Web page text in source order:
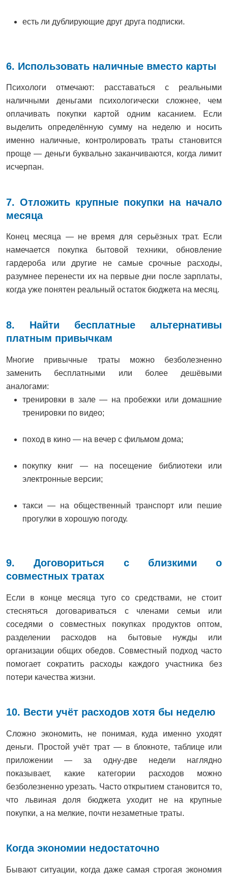
есть ли дублирующие друг друга подписки.
6. Использовать наличные вместо карты
Психологи отмечают: расставаться с реальными
наличными деньгами психологически сложнее, чем
оплачивать покупки картой одним касанием. Если
выделить определённую сумму на неделю и носить
именно наличные, контролировать траты становится
проще — деньги буквально заканчиваются, когда лимит
исчерпан.
7. Отложить крупные покупки на начало
месяца
Конец месяца — не время для серьёзных трат. Если
намечается покупка бытовой техники, обновление
гардероба или другие не самые срочные расходы,
разумнее перенести их на первые дни после зарплаты,
когда уже понятен реальный остаток бюджета на месяц.
8. Найти бесплатные альтернативы
платным привычкам
Многие привычные траты можно безболезненно
заменить бесплатными или более дешёвыми
аналогами:
тренировки в зале — на пробежки или домашние
тренировки по видео;
поход в кино — на вечер с фильмом дома;
покупку книг — на посещение библиотеки или
электронные версии;
такси — на общественный транспорт или пешие
прогулки в хорошую погоду.
9. Договориться с близкими о
совместных тратах
Если в конце месяца туго со средствами, не стоит
стесняться договариваться с членами семьи или
соседями о совместных покупках продуктов оптом,
разделении расходов на бытовые нужды или
организации общих обедов. Совместный подход часто
помогает сократить расходы каждого участника без
потери качества жизни.
10. Вести учёт расходов хотя бы неделю
Сложно экономить, не понимая, куда именно уходят
деньги. Простой учёт трат — в блокноте, таблице или
приложении — за одну-две недели наглядно
показывает, какие категории расходов можно
безболезненно урезать. Часто открытием становится то,
что львиная доля бюджета уходит не на крупные
покупки, а на мелкие, почти незаметные траты.
Когда экономии недостаточно
Бывают ситуации, когда даже самая строгая экономия